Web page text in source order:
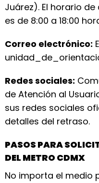
Juárez). El horario
es de 8:00 a 18:00
Correo electrónico:
Redes sociales:
de Atención al
sus redes sociales
detalles del retraso.
PASOS PARA
DEL METRO CDMX
No importa el medio